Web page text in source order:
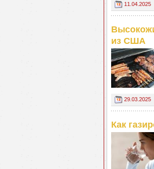
11.04.2025
из США
29.03.2025
Как